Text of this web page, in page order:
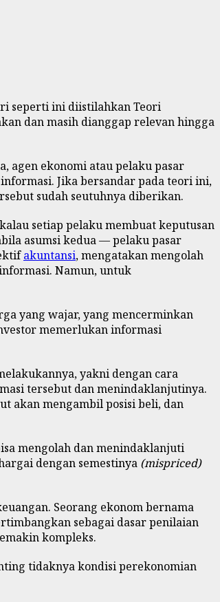
seperti ini diistilahkan Teori
dan masih dianggap relevan hingga
agen ekonomi atau pelaku pasar
Jika bersandar pada teori ini,
sudah seutuhnya diberikan.
setiap pelaku membuat keputusan
asumsi kedua — pelaku pasar
akuntansi, mengatakan mengolah
Namun, untuk
yang wajar, yang mencerminkan
memerlukan informasi
yakni dengan cara
tersebut dan menindaklanjutinya.
akan mengambil posisi beli, dan
mengolah dan menindaklanjuti
dengan semestinya (mispriced)
Seorang ekonom bernama
sebagai dasar penilaian
kompleks.
tidaknya kondisi perekonomian